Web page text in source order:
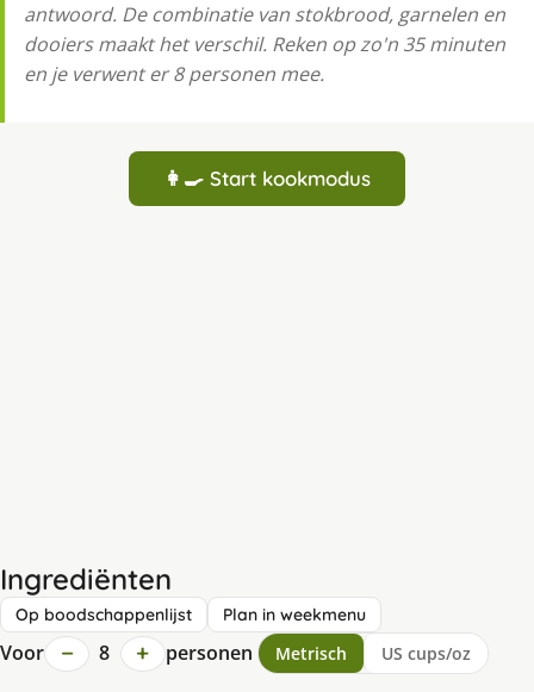
antwoord. De combinatie van stokbrood, garnelen en
dooiers maakt het verschil. Reken op zo'n 35 minuten
en je verwent er 8 personen mee.
👩‍🍳 Start kookmodus
Ingrediënten
Op boodschappenlijst Plan in weekmenu
Voor − 8 + personen Metrisch US cups/oz